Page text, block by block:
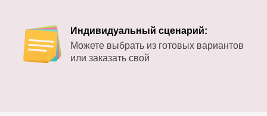
Индивидуальный сценарий:
Можете выбрать из готовых вариантов
или заказать свой